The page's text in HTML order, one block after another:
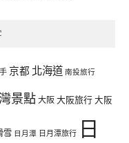
京都 北海道 南投旅行
景點大阪大阪旅行大阪
雪 日月潭 日月潭旅行 日